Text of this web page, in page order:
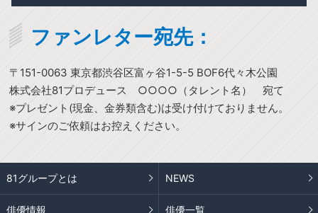
ファンレター宛先：
〒151-0063 東京都渋谷区富ヶ谷1-5-5 BOF6代々木公園
株式会社81プロデュース ○○○○（タレント名） 宛て
※プレゼント(現金、金券類含む)は受け付けておりません。
※サインのご依頼はお控えください。
81グループとは NEWS
俳優情報 俳優一覧